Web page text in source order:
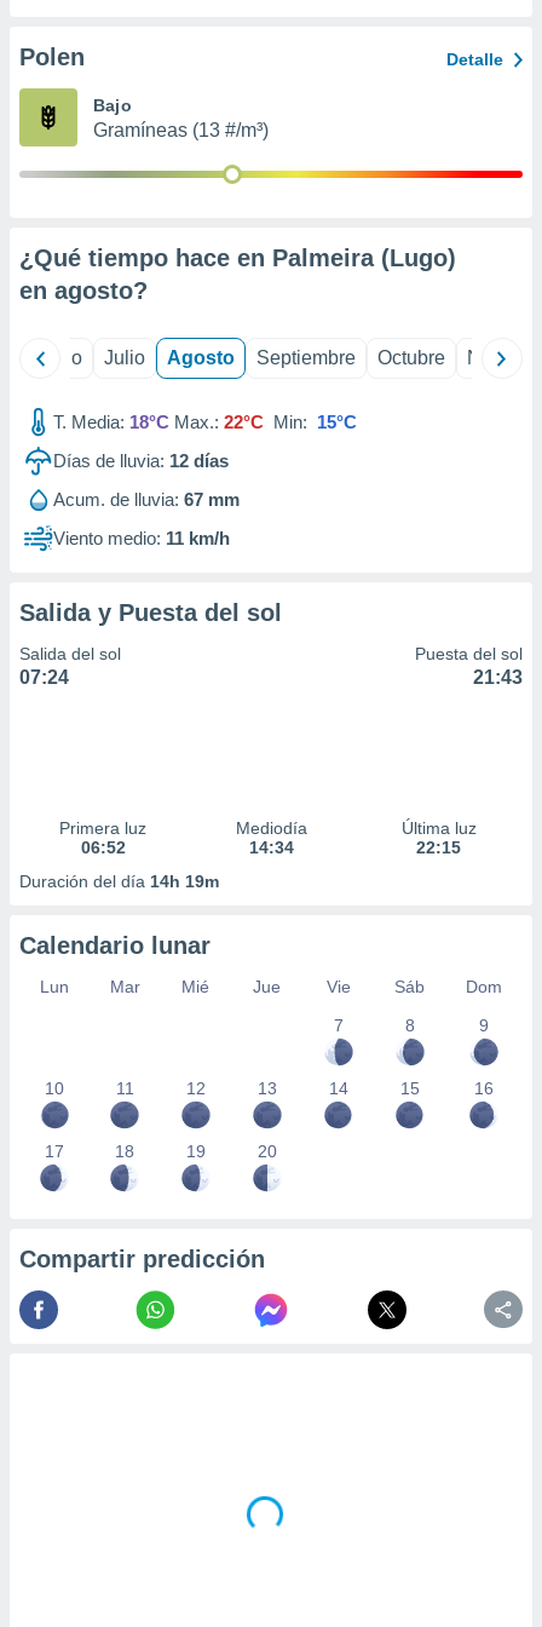
e
mediante
de
1199
Polen Detalle
Bajo
Gramíneas (13 #/m³)
¿Qué tiempo hace en Palmeira (Lugo)
en agosto?
Junio Julio Agosto Septiembre Octubre
T. Media: 18°C Max.: 22°C Min: 15°C
Días de lluvia: 12 días
Acum. de lluvia: 67 mm
Viento medio: 11 km/h
Salida y Puesta del sol
Salida del sol
07:24
Puesta del sol
21:43
Primera luz
06:52
Mediodía
14:34
Última luz
22:15
Duración del día 14h 19m
Calendario lunar
Lun Mar Mié Jue Vie Sáb
Dom
7
8 9
10 11 12 13 14 15 16
17 18 19 20
Compartir predicción